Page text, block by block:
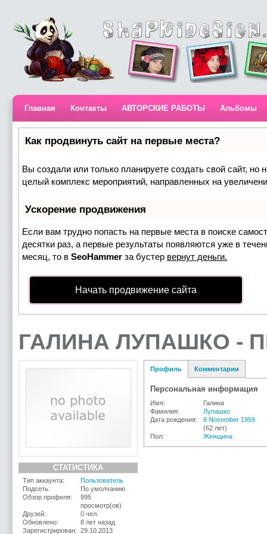
Главная Контакты АВТОРСКИЕ РАБОТЫ Альбомы
Как продвинуть сайт на первые места?
Вы создали или только планируете создать свой сайт, но
целый комплекс мероприятий, направленных на
Ускорение продвижения
Если вам трудно попасть на первые места в поиске
десятки раз, а первые результаты появляются уже в
месяц, то в SeoHammer за бустер вернут деньги.
Начать продвижение сайта
ГАЛИНА ЛУПАШКО -
СТАТИСТИКА
Тип аккаунта:
Пользователь
Подсеть:
По умолчанию
Обзор профиля:
995
просмотр(ов)
Друзей:
0 чел.
Обновлено:
8 лет назад
Зарегистрирован: 29.10.2013
Профиль Комментарии
Персональная информация
Имя:
Галина
Фамилия:
Лупашко
Дата рождения:
8 November 1959
(62 лет)
Пол:
Женщина